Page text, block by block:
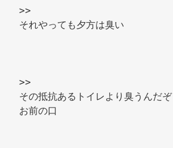
>>
それやっても夕方は臭い
>>
その抵抗あるトイレより臭うんだぞ
お前の口